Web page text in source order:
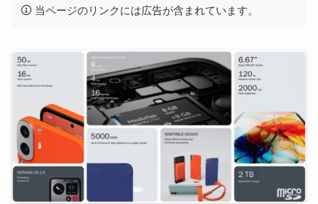
当ページのリンクには広告が含まれています。